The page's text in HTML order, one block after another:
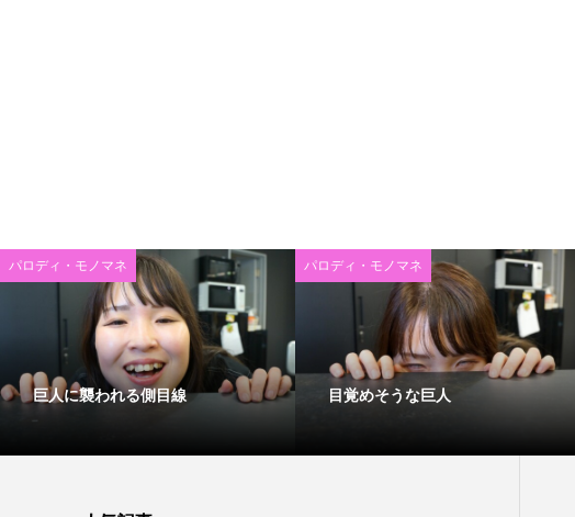
パロディ・モノマネ
巨人に襲われる側目線
パロディ・モノマネ
目覚めそうな巨人